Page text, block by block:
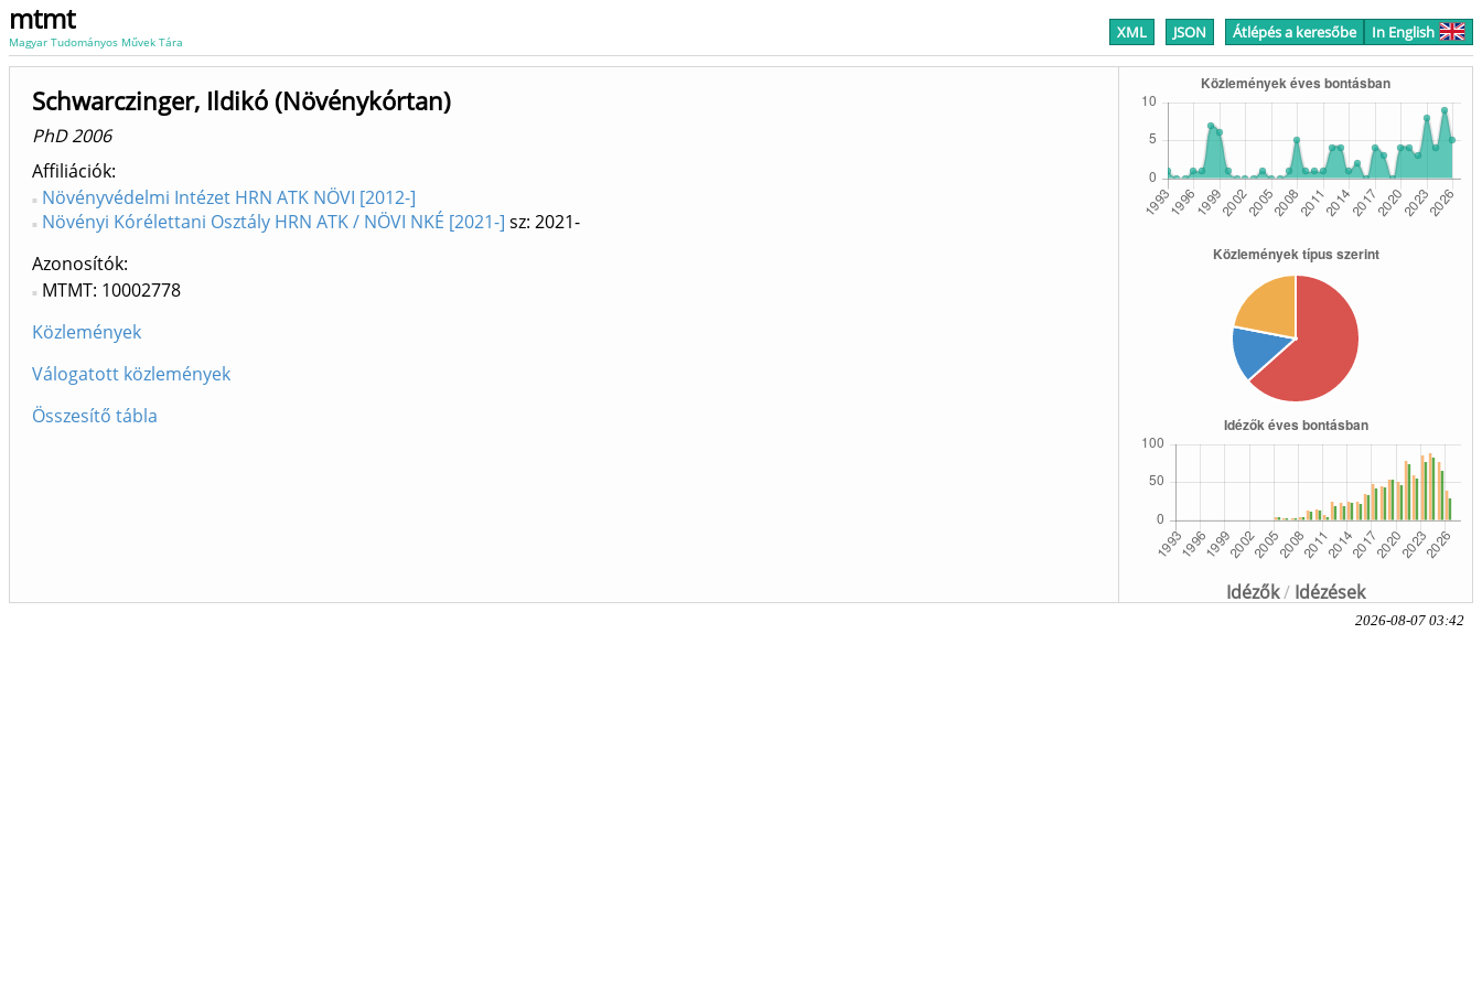
mtmt
Magyar Tudományos Művek Tára XML JSON Átlépés a keresőbe In English
Idézők/ Idézések
Schwarczinger, Ildikó (Növénykórtan)
PhD 2006
Affiliációk
Növényvédelmi Intézet HRN ATK NÖVI [2012-]
Növényi Kórélettani Osztály HRN ATK / NÖVI NKÉ [2021-] sz: 2021-
Azonosítók
MTMT: 10002778
Közlemények
Válogatott közlemények
Összesítő tábla
2026-08-07 03:42